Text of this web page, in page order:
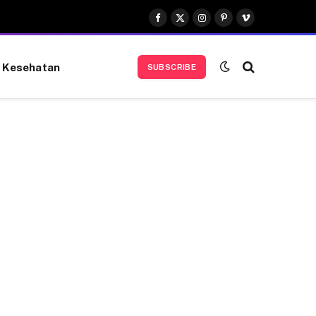
Facebook
X
(Twitter)
Instagram
Pinterest
Vimeo
Kesehatan SUBSCRIBE